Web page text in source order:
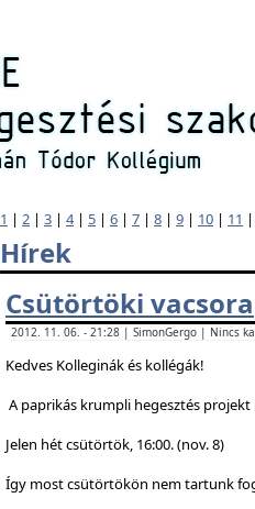
1 | 2 | 3 | 4| 5 | 6 | 7 | 8 | 9 | 10 | 11 |
Hírek
Csütörtöki vacsora
2012. 11. 06. - 21:28 | SimonGergo | Nincs
Kedves Kolleginák és kollégák!
A paprikás krumpli hegesztés
Jelen hét csütörtök, 16:00. (nov. 8)
Így most csütörtökön nem tartunk